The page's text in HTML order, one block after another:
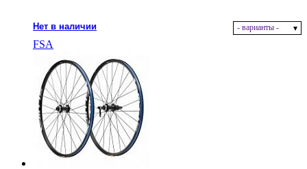
Нет в наличии - варианты -
FSA